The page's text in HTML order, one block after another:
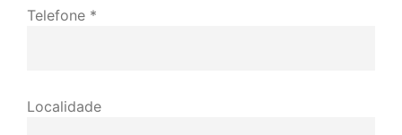
Telefone *
Localidade